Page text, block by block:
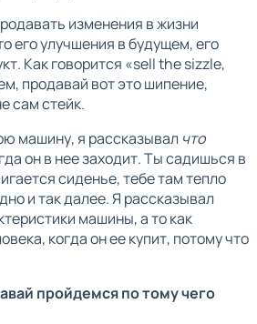
изменения в жизни
его улучшения в будущем, его
Как говорится «sell the sizzle,
продавай вот это шипение,
сам стейк.
машину, я рассказывал что
он в нее заходит. Ты садишься в
сиденье, тебе там тепло
и так далее. Я рассказывал
машины, а то как
когда он ее купит, потому что
пройдемся по тому чего